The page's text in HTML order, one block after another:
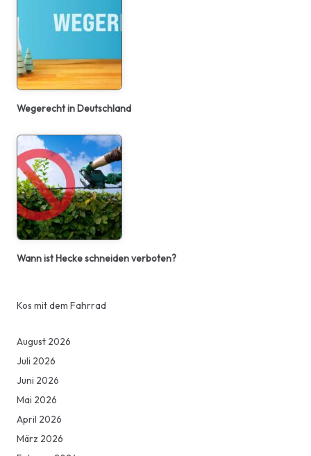
Wegerecht in Deutschland
Wann ist Hecke schneiden verboten?
Kos mit dem Fahrrad
August 2026
Juli 2026
Juni 2026
Mai 2026
April 2026
März 2026